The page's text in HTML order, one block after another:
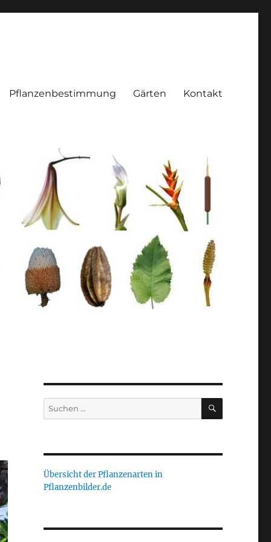
Pflanzenbestimmung Gärten Kontakt
Suche
nach:
SUCHEN
Übersicht der Pflanzenarten in
Pflanzenbilder.de